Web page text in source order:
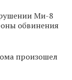
Ми-8
обвинения
произошел